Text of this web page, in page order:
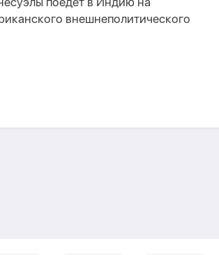
внешнеполитического